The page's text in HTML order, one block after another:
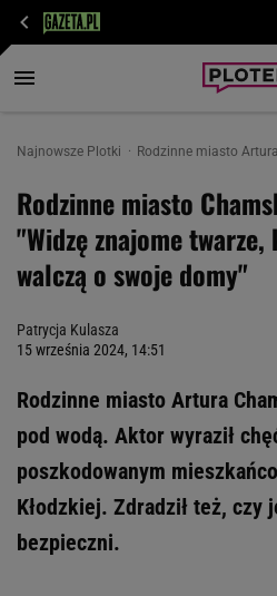
Najnowsze Plotki Rodzinne miasto
Rodzinne miasto
"Widzę znajome twarze,
walczą o swoje domy"
Patrycja Kulasza
15 września 2024, 14:51
Rodzinne miasto Artura
pod wodą. Aktor wyraził
poszkodowanym
Kłodzkiej. Zdradził też, czy
bezpieczni.